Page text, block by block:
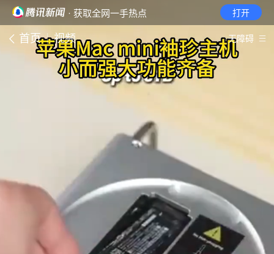
· 获取全网一手热点 打开
首页 视频 无障碍